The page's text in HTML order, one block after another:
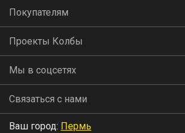
Покупателям
Проекты Колбы
Мы в соцсетях
Связаться с нами
Ваш город: Пермь